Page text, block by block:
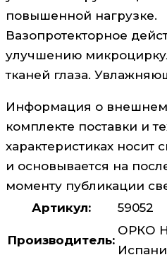
повышенной нагрузке.
Вазопротекторное
улучшению
тканей глаза.
Информация о внешнем
комплекте поставки и
характеристиках носит
и основывается на
моменту публикации
Артикул:
59052
Производитель:
ОРКО